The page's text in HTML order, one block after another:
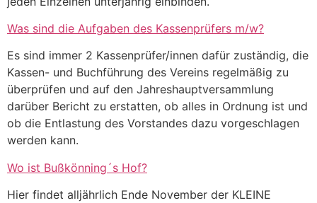
Was sind die Aufgaben des Kassenprüfers m/w?
Es sind immer 2 Kassenprüfer/innen dafür zuständig, die
Kassen- und Buchführung des Vereins regelmäßig zu
überprüfen und auf den Jahreshauptversammlung
darüber Bericht zu erstatten, ob alles in Ordnung ist und
ob die Entlastung des Vorstandes dazu vorgeschlagen
werden kann.
Wo ist Bußkönning´s Hof?
Hier findet alljährlich Ende November der KLEINE